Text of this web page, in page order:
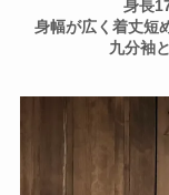
身長
身幅が広く着丈短
九分袖